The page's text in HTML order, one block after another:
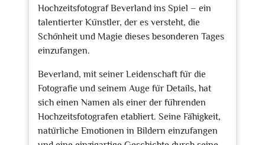
Hochzeitsfotograf Beverland ins Spiel – ein
talentierter Künstler, der es versteht, die
Schönheit und Magie dieses besonderen Tages
einzufangen.
Beverland, mit seiner Leidenschaft für die
Fotografie und seinem Auge für Details, hat
sich einen Namen als einer der führenden
Hochzeitsfotografen etabliert. Seine Fähigkeit,
natürliche Emotionen in Bildern einzufangen